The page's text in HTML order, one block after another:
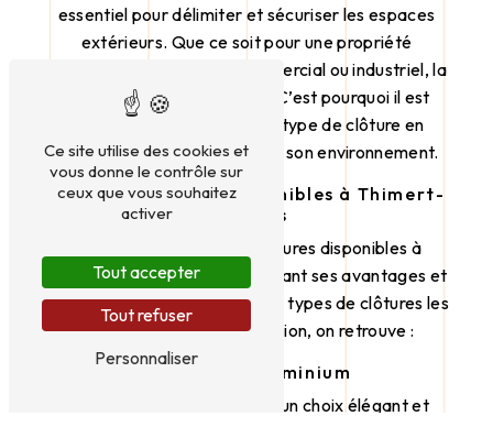
essentiel pour délimiter et sécuriser les espaces
extérieurs. Que ce soit pour une propriété
résidentielle, un espace commercial ou industriel, la
clôture joue un rôle crucial. C’est pourquoi il est
primordial de choisir le bon type de clôture en
fonction de ses besoins et de son environnement.
Types de Clôtures disponibles à Thimert-
Gâtelles
Il existe une variété de clôtures disponibles à
Thimert-Gâtelles, chacune ayant ses avantages et
ses caractéristiques. Parmi les types de clôtures les
plus populaires dans la région, on retrouve :
Clôture en Aluminium
La clôture en aluminium est un choix élégant et
Ce site utilise des cookies et
vous donne le contrôle sur
ceux que vous souhaitez
activer
Tout accepter
Tout refuser
Personnaliser